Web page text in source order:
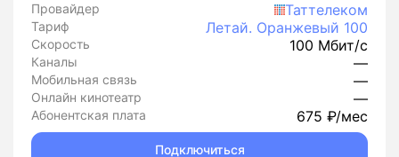
Провайдер Таттелеком
Тариф Летай. Оранжевый 100
Скорость 100 Мбит/с
Каналы —
Мобильная связь —
Онлайн кинотеатр —
Абонентская плата 675 ₽/мес
Подключиться